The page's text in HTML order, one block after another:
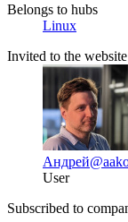
Belongs to hubs
Linux
Invited to the website
Андрей
User
Subscribed to